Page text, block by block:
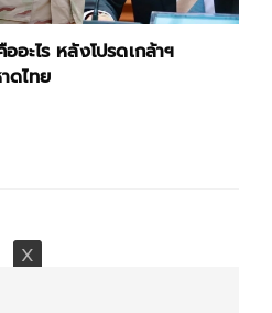
อะไร หลังโปรดเกล้าฯ
ดไทย